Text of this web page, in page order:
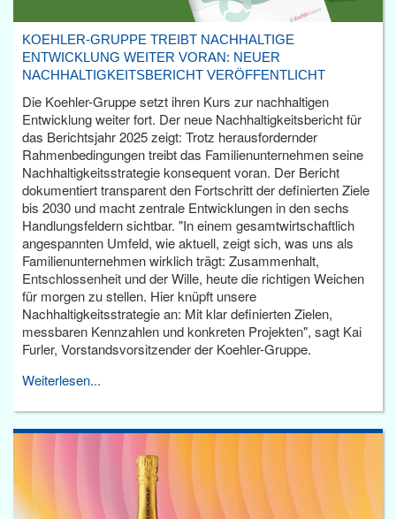
KOEHLER-GRUPPE TREIBT NACHHALTIGE
ENTWICKLUNG WEITER VORAN: NEUER
NACHHALTIGKEITSBERICHT VERÖFFENTLICHT
Die Koehler-Gruppe setzt ihren Kurs zur nachhaltigen
Entwicklung weiter fort. Der neue Nachhaltigkeitsbericht für
das Berichtsjahr 2025 zeigt: Trotz herausfordernder
Rahmenbedingungen treibt das Familienunternehmen seine
Nachhaltigkeitsstrategie konsequent voran. Der Bericht
dokumentiert transparent den Fortschritt der definierten Ziele
bis 2030 und macht zentrale Entwicklungen in den sechs
Handlungsfeldern sichtbar. "In einem gesamtwirtschaftlich
angespannten Umfeld, wie aktuell, zeigt sich, was uns als
Familienunternehmen wirklich trägt: Zusammenhalt,
Entschlossenheit und der Wille, heute die richtigen Weichen
für morgen zu stellen. Hier knüpft unsere
Nachhaltigkeitsstrategie an: Mit klar definierten Zielen,
messbaren Kennzahlen und konkreten Projekten", sagt Kai
Furler, Vorstandsvorsitzender der Koehler-Gruppe.
Weiterlesen...